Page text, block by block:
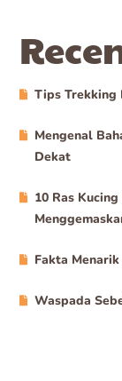
Tips Trekking
Mengenal
Dekat
10 Ras
Fakta
Waspada